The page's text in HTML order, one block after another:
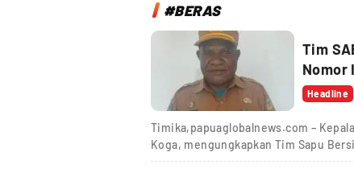
#BERAS
Tim
Nomor
Headline
Timika,papuaglobalnews.com –
Koga, mengungkapkan Tim Sapu